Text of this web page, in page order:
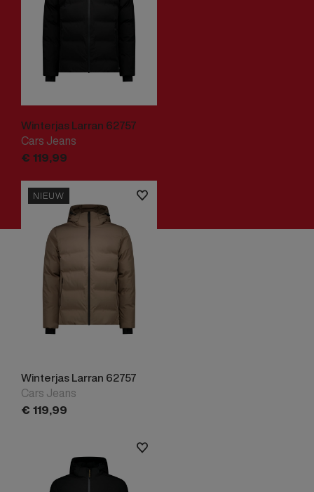
Winterjas Larran 62757
Cars Jeans
€ 119,99
NIEUW
Winterjas Larran 62757
Cars Jeans
€ 119,99